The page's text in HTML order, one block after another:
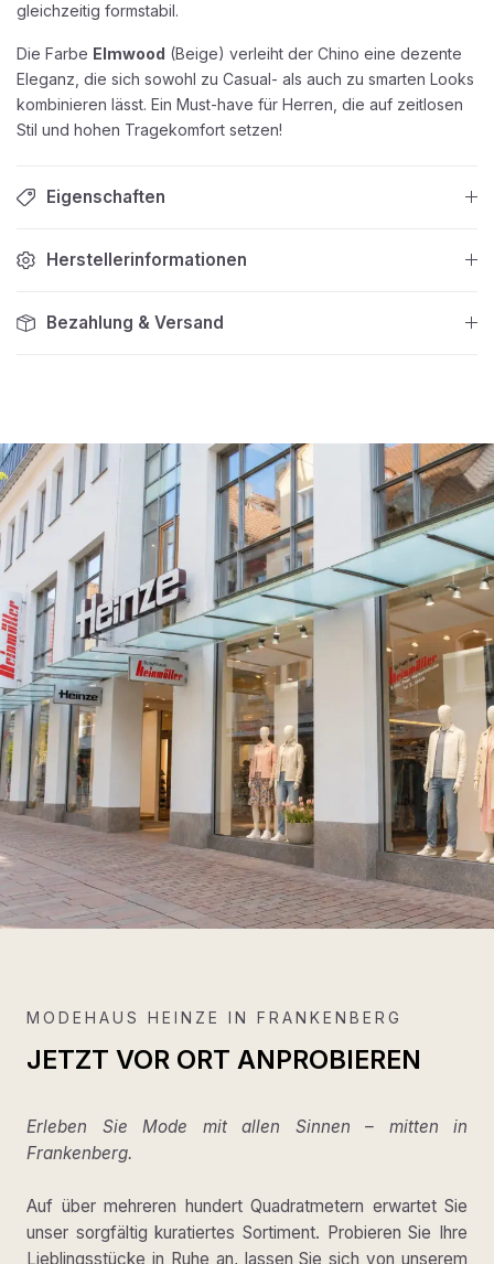
gleichzeitig formstabil.
Die Farbe Elmwood (Beige) verleiht der Chino eine dezente
Eleganz, die sich sowohl zu Casual- als auch zu smarten Looks
kombinieren lässt. Ein Must-have für Herren, die auf zeitlosen
Stil und hohen Tragekomfort setzen!
Eigenschaften
Herstellerinformationen
Bezahlung & Versand
MODEHAUS HEINZE IN FRANKENBERG
JETZT VOR ORT ANPROBIEREN
Erleben Sie Mode mit allen Sinnen – mitten in
Frankenberg.
Auf über mehreren hundert Quadratmetern erwartet Sie
unser sorgfältig kuratiertes Sortiment. Probieren Sie Ihre
Lieblingsstücke in Ruhe an, lassen Sie sich von unserem